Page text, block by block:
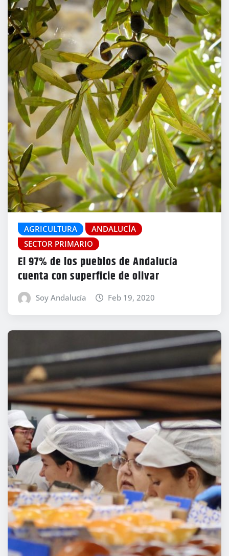
AGRICULTURA
ANDALUCÍA
SECTOR PRIMARIO
El 97% de los pueblos de Andalucía
cuenta con superficie de olivar
Soy Andalucía Feb 19, 2020